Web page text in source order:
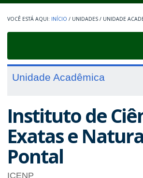
INÍCIO / UNIDADES / UNIDADE
Unidade Acadêmica
Instituto de
Exatas e
Pontal
ICENP